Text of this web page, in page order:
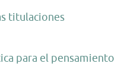
titulaciones
para el pensamiento